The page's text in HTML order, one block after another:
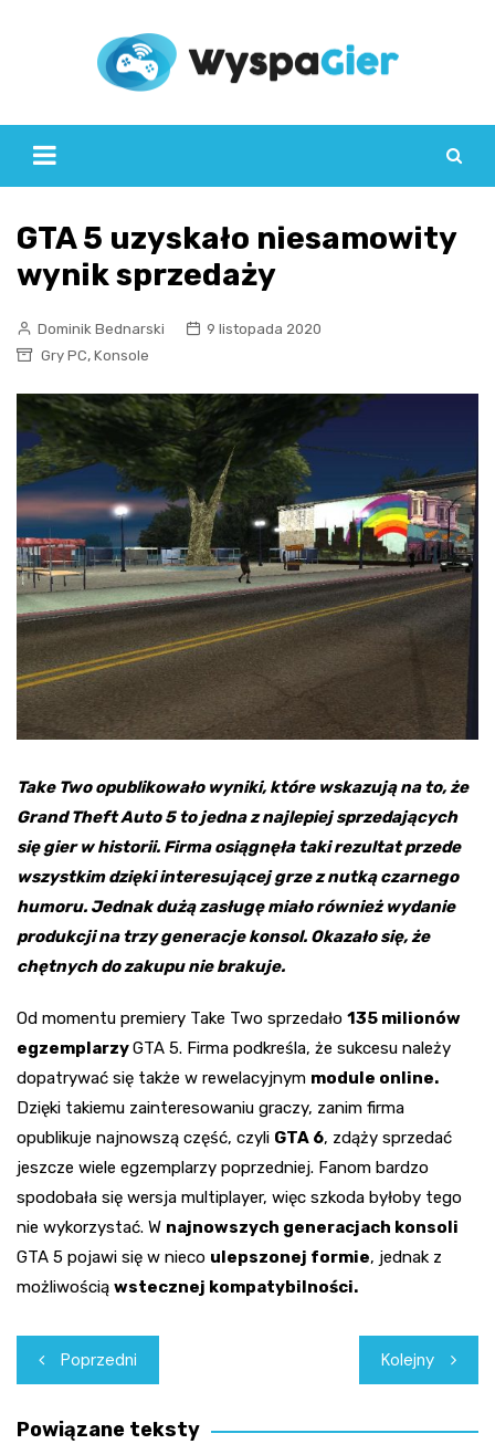
GTA 5 uzyskało niesamowity
wynik sprzedaży
Dominik Bednarski
9 listopada 2020
Gry PC, Konsole
Take Two opublikowało wyniki, które wskazują na to, że
Grand Theft Auto 5 to jedna z najlepiej sprzedających
się gier w historii. Firma osiągnęła taki rezultat przede
wszystkim dzięki interesującej grze z nutką czarnego
humoru. Jednak dużą zasługę miało również wydanie
produkcji na trzy generacje konsol. Okazało się, że
chętnych do zakupu nie brakuje.
Od momentu premiery Take Two sprzedało 135 milionów
egzemplarzyGTA 5. Firma podkreśla, że sukcesu należy
dopatrywać się także w rewelacyjnym module online.
Dzięki takiemu zainteresowaniu graczy, zanim firma
opublikuje najnowszą część, czyli GTA 6, zdąży sprzedać
jeszcze wiele egzemplarzy poprzedniej. Fanom bardzo
spodobała się wersja multiplayer, więc szkoda byłoby tego
nie wykorzystać. W najnowszych generacjach konsoli
GTA 5 pojawi się w nieco ulepszonej formie, jednak z
możliwością wstecznej kompatybilności.
Nawigacja
wpisu
Poprzedni Kolejny
Powiązane teksty